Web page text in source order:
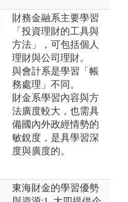
財務金融系主要學習
「投資理財的工具與
方法」，可包括個人
理財與公司理財。
與會計系是學習「帳
務處理」不同。
財金系學習內容與方
法廣度較大，也需具
備國內外政經情勢的
敏銳度，是具學習深
度與廣度的。
東海財金的學習優勢